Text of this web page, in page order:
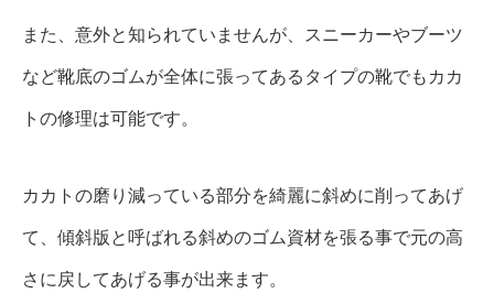
また、意外と知られていませんが、スニーカーやブーツ
など靴底のゴムが全体に張ってあるタイプの靴でもカカ
トの修理は可能です。
カカトの磨り減っている部分を綺麗に斜めに削ってあげ
て、傾斜版と呼ばれる斜めのゴム資材を張る事で元の高
さに戻してあげる事が出来ます。